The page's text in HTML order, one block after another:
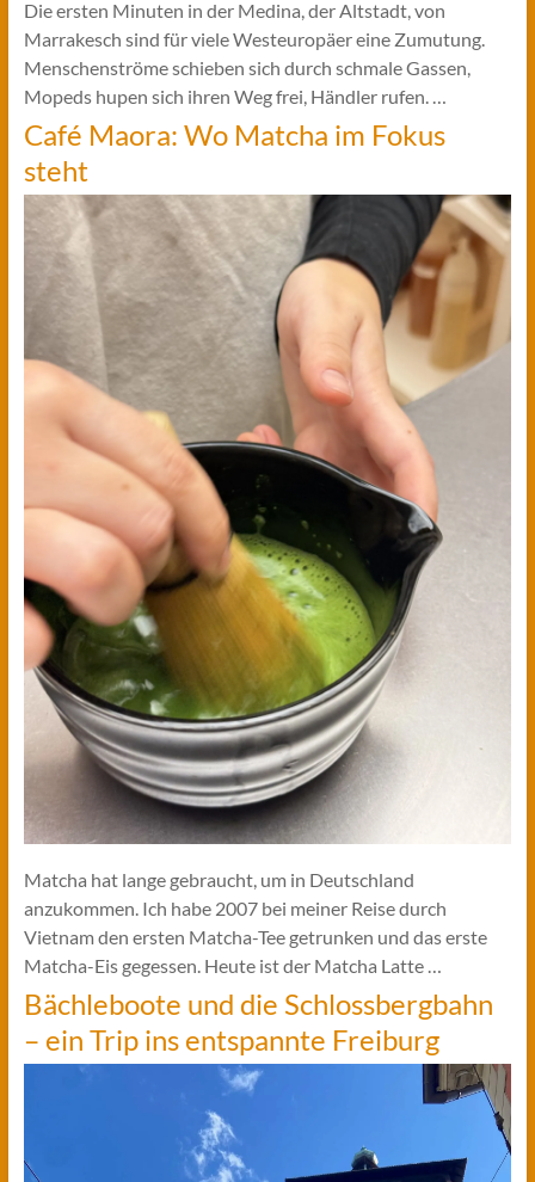
Die ersten Minuten in der Medina, der Altstadt, von
Marrakesch sind für viele Westeuropäer eine Zumutung.
Menschenströme schieben sich durch schmale Gassen,
Mopeds hupen sich ihren Weg frei, Händler rufen. …
Café Maora: Wo Matcha im Fokus
steht
Matcha hat lange gebraucht, um in Deutschland
anzukommen. Ich habe 2007 bei meiner Reise durch
Vietnam den ersten Matcha-Tee getrunken und das erste
Matcha-Eis gegessen. Heute ist der Matcha Latte …
Bächleboote und die Schlossbergbahn
– ein Trip ins entspannte Freiburg